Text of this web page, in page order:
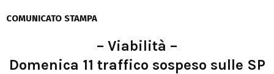
COMUNICATO STAMPA
– Viabilità –
Domenica 11 traffico sospeso sulle SP